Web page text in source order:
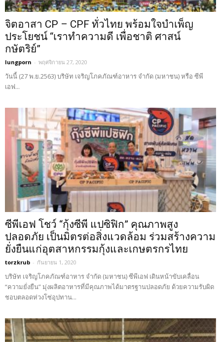
จิตอาสา CP – CPF ทั่วไทย พร้อมใจบำเพ็ญ
ประโยชน์ “เราทำความดี เพื่อชาติ ศาสน์
กษัตริย์”
lungporn - พฤศจิกายน 27, 2020
วันนี้ (27 พ.ย.2563) บริษัท เจริญโภคภัณฑ์อาหาร จำกัด (มหาชน) หรือ ซีพี
เอฟ...
ซีพีเอฟ โชว์ “กุ้งซีพี แปซิฟิก” คุณภาพสูง
ปลอดภัย เป็นมิตรต่อสิ่งแวดล้อม ร่วมสร้างความ
ยั่งยืนแก่อุตสาหกรรมกุ้งและเกษตรกรไทย
torzkrub - กันยายน 1, 2020
บริษัท เจริญโภคภัณฑ์อาหาร จำกัด (มหาชน) ซีพีเอฟ เดินหน้าขับเคลื่อน
“ความยั่งยืน” มุ่งผลิตอาหารที่มีคุณภาพได้มาตรฐานปลอดภัย ด้วยความรับผิด
ชอบตลอดห่วงโซ่อุปทาน...